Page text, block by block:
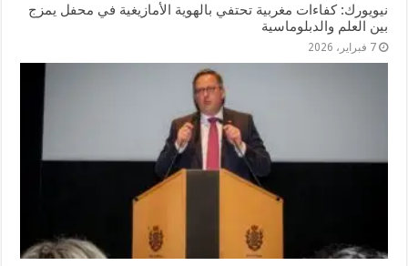
نيويورك: كفاءات مغربية تحتفي بالهوية الأمازيغية في محفل يمزج
بين العلم والدبلوماسية
7 فبراير، 2026